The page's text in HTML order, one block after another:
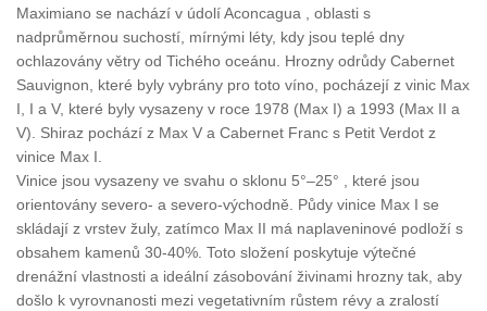
Maximiano se nachází v údolí Aconcagua , oblasti s
nadprůměrnou suchostí, mírnými léty, kdy jsou teplé dny
ochlazovány větry od Tichého oceánu. Hrozny odrůdy Cabernet
Sauvignon, které byly vybrány pro toto víno, pocházejí z vinic Max
I, I a V, které byly vysazeny v roce 1978 (Max I) a 1993 (Max II a
V). Shiraz pochází z Max V a Cabernet Franc s Petit Verdot z
vinice Max I.
Vinice jsou vysazeny ve svahu o sklonu 5°–25° , které jsou
orientovány severo- a severo-východně. Půdy vinice Max I se
skládají z vrstev žuly, zatímco Max II má naplaveninové podloží s
obsahem kamenů 30-40%. Toto složení poskytuje výtečné
drenážní vlastnosti a ideální zásobování živinami hrozny tak, aby
došlo k vyrovnanosti mezi vegetativním růstem révy a zralostí